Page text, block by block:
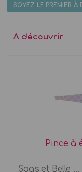
SOYEZ LE PREMIER À
A découvrir
Pince à
Saas et Belle